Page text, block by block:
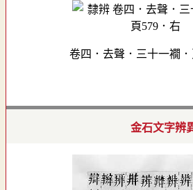
卷四．去聲．三十一襉．
金石文字辨